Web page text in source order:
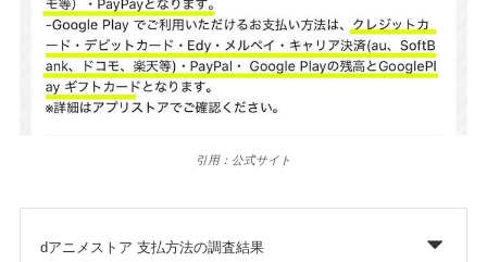
引用：公式サイト
dアニメストア 支払方法の調査結果